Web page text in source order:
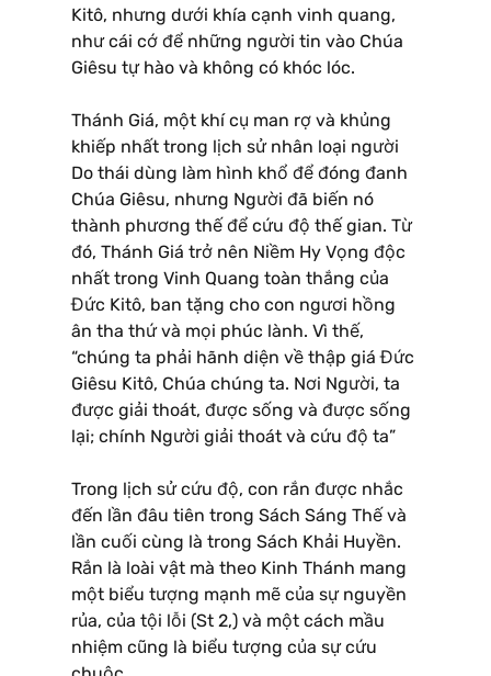
Kitô, nhưng dưới khía cạnh vinh quang,
như cái cớ để những người tin vào Chúa
Giêsu tự hào và không có khóc lóc.
Thánh Giá, một khí cụ man rợ và khủng
khiếp nhất trong lịch sử nhân loại người
Do thái dùng làm hình khổ để đóng đanh
Chúa Giêsu, nhưng Người đã biến nó
thành phương thế để cứu độ thế gian. Từ
đó, Thánh Giá trở nên Niềm Hy Vọng độc
nhất trong Vinh Quang toàn thắng của
Đức Kitô, ban tặng cho con ngươi hồng
ân tha thứ và mọi phúc lành. Vì thế,
“chúng ta phải hãnh diện về thập giá Đức
Giêsu Kitô, Chúa chúng ta. Nơi Người, ta
được giải thoát, được sống và được sống
lại; chính Người giải thoát và cứu độ ta”
Trong lịch sử cứu độ, con rắn được nhắc
đến lần đâu tiên trong Sách Sáng Thế và
lần cuối cùng là trong Sách Khải Huyền.
Rắn là loài vật mà theo Kinh Thánh mang
một biểu tượng mạnh mẽ của sự nguyền
rủa, của tội lỗi (St 2,) và một cách mầu
nhiệm cũng là biểu tượng của sự cứu